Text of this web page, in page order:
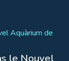
le Nouvel